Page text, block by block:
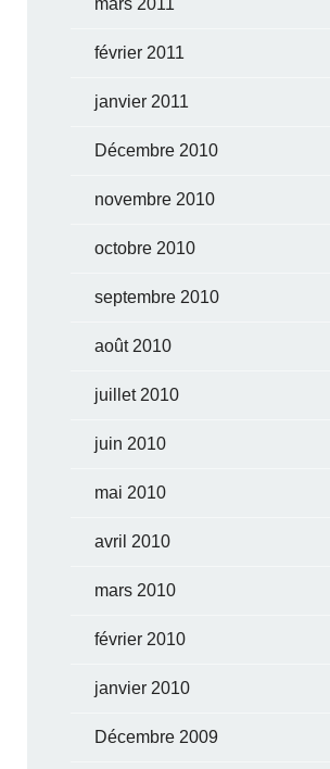
février 2011
janvier 2011
Décembre 2010
novembre 2010
octobre 2010
septembre 2010
août 2010
juillet 2010
juin 2010
mai 2010
avril 2010
mars 2010
février 2010
janvier 2010
Décembre 2009